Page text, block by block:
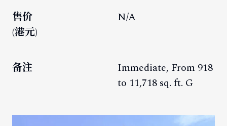
售价
(港元)
N/A
备注
Immediate, From 918
to 11,718 sq. ft. G